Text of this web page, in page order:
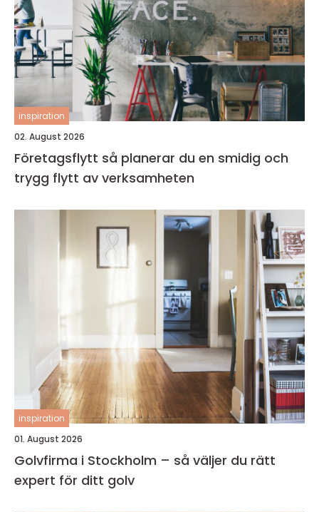
inspiration
02. August 2026
Företagsflytt så planerar du en smidig och
trygg flytt av verksamheten
inspiration
01. August 2026
Golvfirma i Stockholm – så väljer du rätt
expert för ditt golv